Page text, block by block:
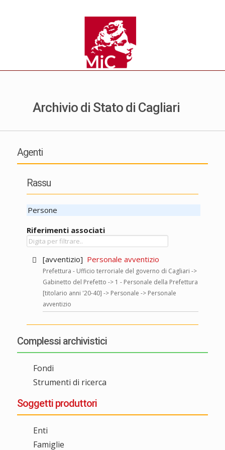
Archivio di Stato di Cagliari
Agenti
Rassu
Persone
Riferimenti associati
[avventizio] Personale avventizio
Prefettura - Ufficio terroriale del governo di Cagliari ->
Gabinetto del Prefetto -> 1 - Personale della Prefettura
[titolario anni '20-40] -> Personale -> Personale
avventizio
Complessi archivistici
Fondi
Strumenti di ricerca
Soggetti produttori
Enti
Famiglie